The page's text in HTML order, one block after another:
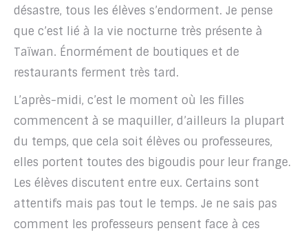
désastre, tous les élèves s’endorment. Je pense
que c’est lié à la vie nocturne très présente à
Taïwan. Énormément de boutiques et de
restaurants ferment très tard.
L’après-midi, c’est le moment où les filles
commencent à se maquiller, d’ailleurs la plupart
du temps, que cela soit élèves ou professeures,
elles portent toutes des bigoudis pour leur frange.
Les élèves discutent entre eux. Certains sont
attentifs mais pas tout le temps. Je ne sais pas
comment les professeurs pensent face à ces